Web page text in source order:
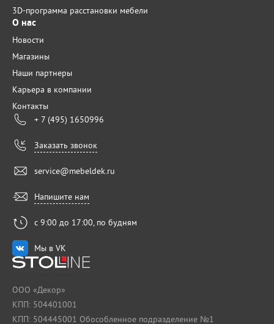
3D-программа расстановки мебели
О нас
Новости
Магазины
Наши партнеры
Карьера в компании
Контакты
+ 7 (495) 1650996
Заказать звонок
service@mebeldek.ru
Напишите нам
с 9:00 до 17:00, по будням
Мы в VK
ООО «Декор»
КПП: 504401001
КПП: 504445001 Обособленное подразделение №1